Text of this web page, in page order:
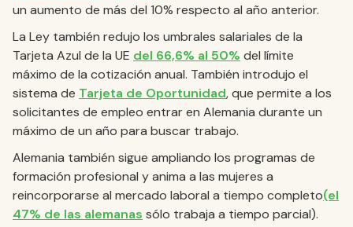
un aumento de más del 10% respecto al año anterior.
La Ley también redujo los umbrales salariales de la
Tarjeta Azul de la UE del 66,6% al 50% del límite
máximo de la cotización anual. También introdujo el
sistema de Tarjeta de Oportunidad, que permite a los
solicitantes de empleo entrar en Alemania durante un
máximo de un año para buscar trabajo.
Alemania también sigue ampliando los programas de
formación profesional y anima a las mujeres a
reincorporarse al mercado laboral a tiempo completo(el
47% de las alemanas sólo trabaja a tiempo parcial).